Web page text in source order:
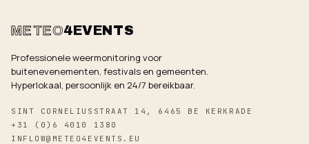
METEO4EVENTS
Professionele weermonitoring voor
buitenevenementen, festivals en gemeenten.
Hyperlokaal, persoonlijk en 24/7 bereikbaar.
SINT CORNELIUSSTRAAT 14, 6465 BE KERKRADE
+31 (0)6 4010 1380
INFLOW@METEO4EVENTS.EU